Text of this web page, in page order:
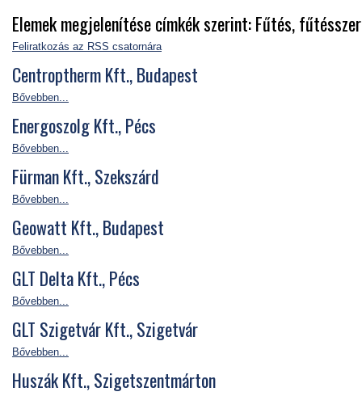
Elemek megjelenítése címkék szerint: Fűtés,
Feliratkozás az RSS csatornára
Centroptherm Kft., Budapest
Bővebben...
Energoszolg Kft., Pécs
Bővebben...
Fürman Kft., Szekszárd
Bővebben...
Geowatt Kft., Budapest
Bővebben...
GLT Delta Kft., Pécs
Bővebben...
GLT Szigetvár Kft., Szigetvár
Bővebben...
Huszák Kft., Szigetszentmárton